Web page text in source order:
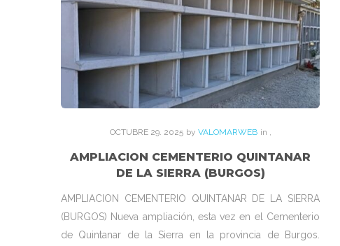
OCTUBRE29. 2025 by VALOMARWEB in
AMPLIACION CEMENTERIO QUINTANAR
DE LA SIERRA (BURGOS)
AMPLIACION CEMENTERIO QUINTANAR DE LA SIERRA
(BURGOS) Nueva ampliación, esta vez en el Cementerio
de Quintanar de la Sierra en la provincia de Burgos.